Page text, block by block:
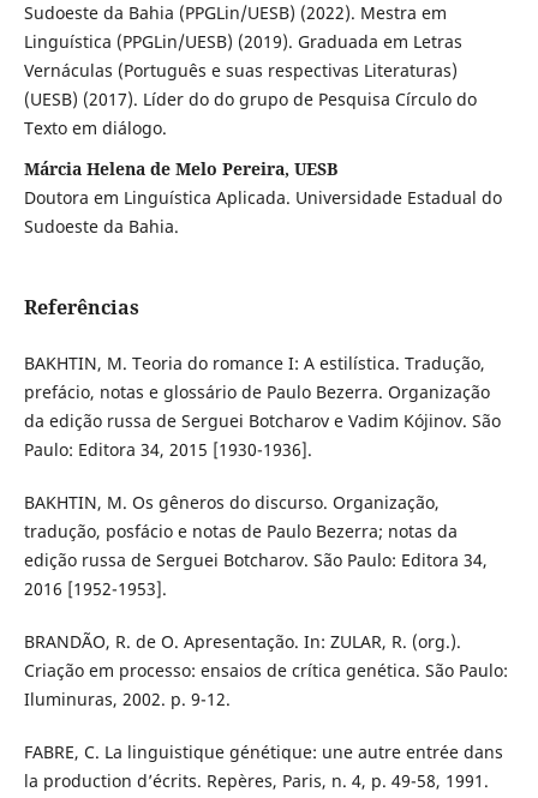
Sudoeste da Bahia (PPGLin/UESB) (2022). Mestra em
Linguística (PPGLin/UESB) (2019). Graduada em Letras
Vernáculas (Português e suas respectivas Literaturas)
(UESB) (2017). Líder do do grupo de Pesquisa Círculo do
Texto em diálogo.
Márcia Helena de Melo Pereira, UESB
Doutora em Linguística Aplicada. Universidade Estadual do
Sudoeste da Bahia.
Referências
BAKHTIN, M. Teoria do romance I: A estilística. Tradução,
prefácio, notas e glossário de Paulo Bezerra. Organização
da edição russa de Serguei Botcharov e Vadim Kójinov. São
Paulo: Editora 34, 2015 [1930-1936].
BAKHTIN, M. Os gêneros do discurso. Organização,
tradução, posfácio e notas de Paulo Bezerra; notas da
edição russa de Serguei Botcharov. São Paulo: Editora 34,
2016 [1952-1953].
BRANDÃO, R. de O. Apresentação. In: ZULAR, R. (org.).
Criação em processo: ensaios de crítica genética. São Paulo:
Iluminuras, 2002. p. 9-12.
FABRE, C. La linguistique génétique: une autre entrée dans
la production d’écrits. Repères, Paris, n. 4, p. 49-58, 1991.